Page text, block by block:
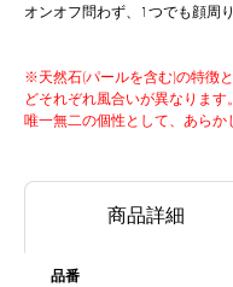
オンオフ問わず、1つでも顔周
※天然石(パールを含む)の特徴
どそれぞれ風合いが異なります。
唯一無二の個性として、あらか
商品詳細
品番